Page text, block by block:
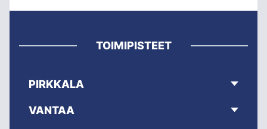
TOIMIPISTEET
PIRKKALA
VANTAA